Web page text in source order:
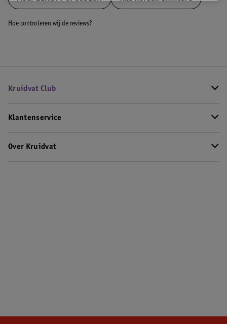
Hoe controleren wij de reviews?
Kruidvat Club
Klantenservice
Over Kruidvat